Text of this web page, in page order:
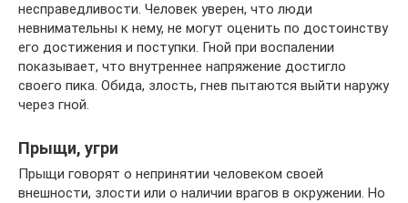
несправедливости. Человек уверен, что люди
невнимательны к нему, не могут оценить по достоинству
его достижения и поступки. Гной при воспалении
показывает, что внутреннее напряжение достигло
своего пика. Обида, злость, гнев пытаются выйти наружу
через гной.
Прыщи, угри
Прыщи говорят о непринятии человеком своей
внешности, злости или о наличии врагов в окружении. Но